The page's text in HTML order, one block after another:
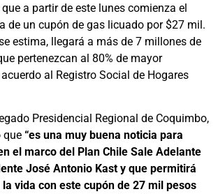
a partir de este lunes comienza el
de un cupón de gas licuado por $27 mil.
estima, llegará a más de 7 millones de
pertenezcan al 80% de mayor
al Registro Social de Hogares
Presidencial Regional de Coquimbo,
que “es una muy buena noticia para
el marco del Plan Chile Sale Adelante
José Antonio Kast y que permitirá
vida con este cupón de 27 mil pesos